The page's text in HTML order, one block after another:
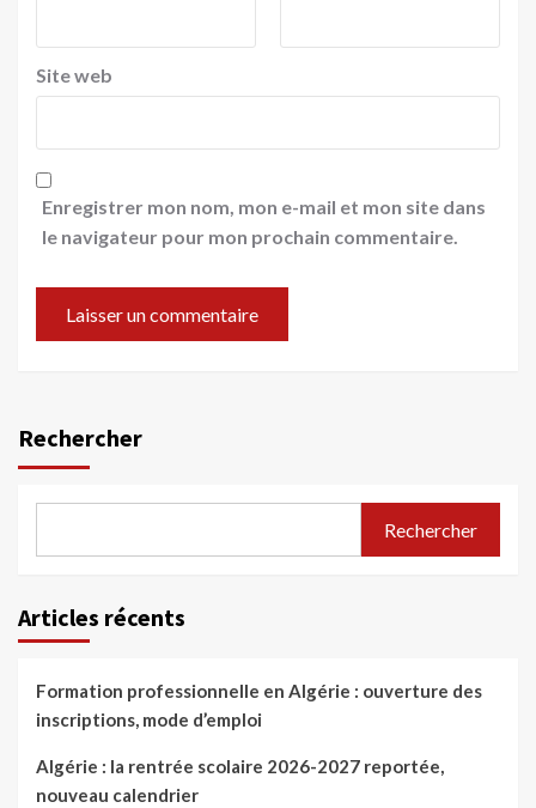
Site web
Enregistrer mon nom, mon e-mail et mon site dans
le navigateur pour mon prochain commentaire.
Rechercher
Rechercher
Articles récents
Formation professionnelle en Algérie : ouverture des
inscriptions, mode d’emploi
Algérie : la rentrée scolaire 2026-2027 reportée,
nouveau calendrier